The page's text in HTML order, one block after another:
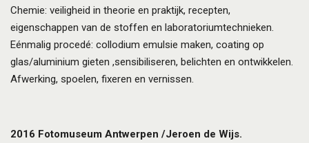
Chemie: veiligheid in theorie en praktijk, recepten,
eigenschappen van de stoffen en laboratoriumtechnieken.
Eénmalig procedé: collodium emulsie maken, coating op
glas/aluminium gieten ,sensibiliseren, belichten en ontwikkelen.
Afwerking, spoelen, fixeren en vernissen.
2016 Fotomuseum Antwerpen /Jeroen de Wijs.